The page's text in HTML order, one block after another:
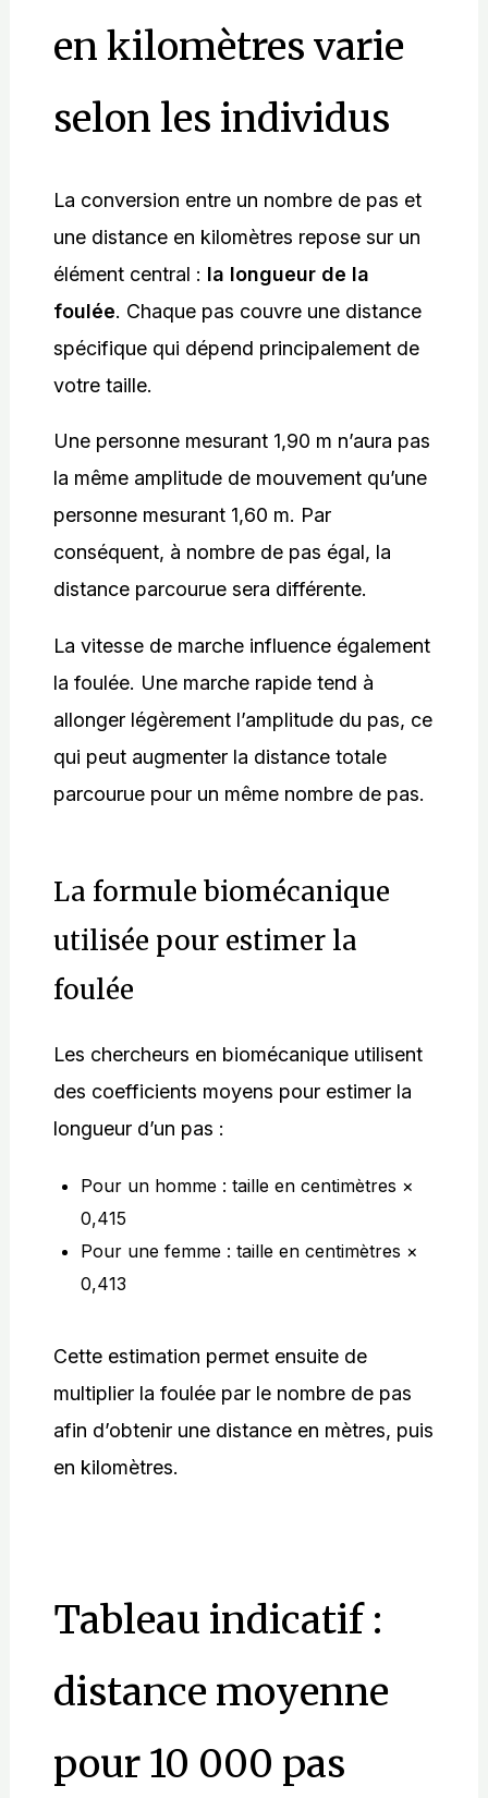
en kilomètres varie
selon les individus
La conversion entre un nombre de pas et
une distance en kilomètres repose sur un
élément central : la longueur de la
foulée. Chaque pas couvre une distance
spécifique qui dépend principalement de
votre taille.
Une personne mesurant 1,90 m n’aura pas
la même amplitude de mouvement qu’une
personne mesurant 1,60 m. Par
conséquent, à nombre de pas égal, la
distance parcourue sera différente.
La vitesse de marche influence également
la foulée. Une marche rapide tend à
allonger légèrement l’amplitude du pas, ce
qui peut augmenter la distance totale
parcourue pour un même nombre de pas.
La formule biomécanique
utilisée pour estimer la
foulée
Les chercheurs en biomécanique utilisent
des coefficients moyens pour estimer la
longueur d’un pas :
Pour un homme : taille en centimètres ×
0,415
Pour une femme : taille en centimètres ×
0,413
Cette estimation permet ensuite de
multiplier la foulée par le nombre de pas
afin d’obtenir une distance en mètres, puis
en kilomètres.
Tableau indicatif :
distance moyenne
pour 10 000 pas